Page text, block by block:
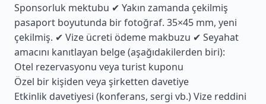
Sponsorluk mektubu ✔ Yakın zamanda çekilmiş
pasaport boyutunda bir fotoğraf. 35×45 mm, yeni
çekilmiş. ✔ Vize ücreti ödeme makbuzu ✔ Seyahat
amacını kanıtlayan belge (aşağıdakilerden biri):
Otel rezervasyonu veya turist kuponu
Özel bir kişiden veya şirketten davetiye
Etkinlik davetiyesi (konferans, sergi vb.) Vize reddini